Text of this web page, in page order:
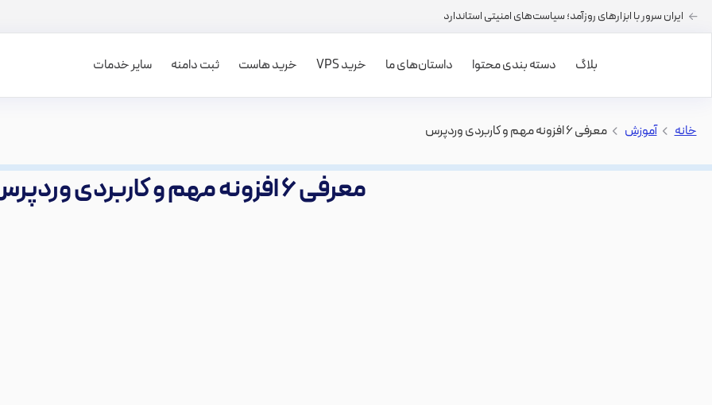
ایران سرور با ابزارهای روزآمد؛ سیاست‌های امنیتی استاندارد
بلاگ دسته بندی محتوا داستان‌های ما خرید VPS خرید هاست ثبت دامنه سایر خدمات
خانه > آموزش > معرفی ۶ افزونه مهم و کاربردی وردپرس
معرفی ۶ افزونه مهم و کاربردی وردپرس